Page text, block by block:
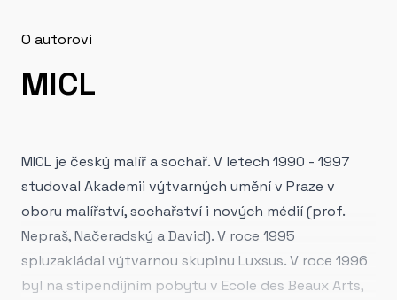
O autorovi
MICL
MICL je český malíř a sochař. V letech 1990 - 1997
studoval Akademii výtvarných umění v Praze v
oboru malířství, sochařství i nových médií (prof.
Nepraš, Načeradský a David). V roce 1995
spluzakládal výtvarnou skupinu Luxsus. V roce 1996
byl na stipendijním pobytu v Ecole des Beaux Arts,